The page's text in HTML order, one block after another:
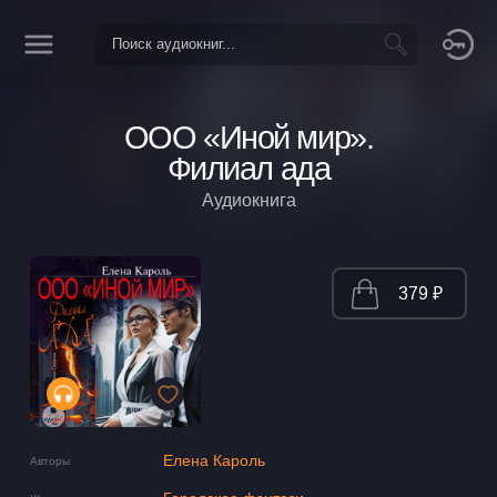
ООО «Иной мир».
Филиал ада
Аудиокнига
Авторы Елена Кароль
379 ₽